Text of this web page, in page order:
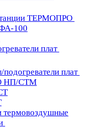
ТЕРМОПРО
100
плат
плат
НП/СТМ
термовоздушные